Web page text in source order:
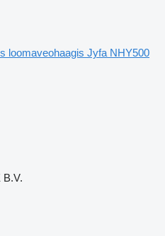
loomaveohaagis Jyfa NHY500